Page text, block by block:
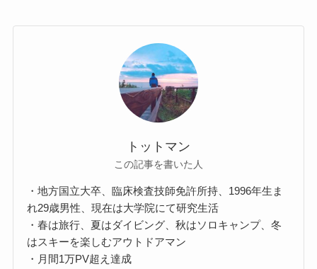
トットマン
この記事を書いた人
・地方国立大卒、臨床検査技師免許所持、1996年生ま
れ29歳男性、現在は大学院にて研究生活
・春は旅行、夏はダイビング、秋はソロキャンプ、冬
はスキーを楽しむアウトドアマン
・月間1万PV超え達成